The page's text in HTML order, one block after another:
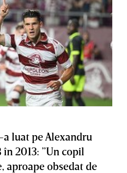
luat pe Alexandru
în 2013: ”Un copil
aproape obsedat de